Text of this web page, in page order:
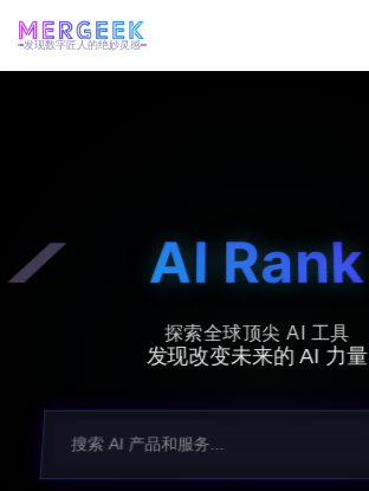
发现数字匠人的绝妙灵感
AI Rank
探索全球顶尖 AI 工具
发现改变未来的 AI 力量